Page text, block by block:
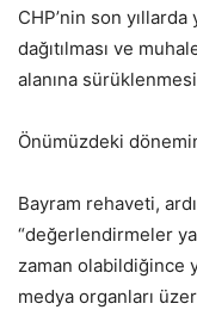
CHP’nin son
dağıtılması ve
alanına
Önümüzdeki
Bayram rehaveti,
“değerlendirmeler
zaman olabildiğince
medya organları